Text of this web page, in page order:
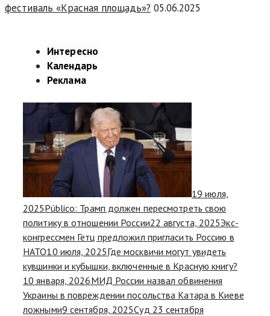
фестиваль «Красная площадь»? 05.06.2025
Интересно
Календарь
Реклама
19 июля,
2025Público: Трамп должен пересмотреть свою
политику в отношении России22 августа, 2025Экс-
конгрессмен Гетц предложил пригласить Россию в
НАТО10 июля, 2025Где москвичи могут увидеть
кувшинки и кубышки, включенные в Красную книгу?
10 января, 2026МИД России назвал обвинения
Украины в повреждении посольства Катара в Киеве
ложными9 сентября, 2025Суд 23 сентября